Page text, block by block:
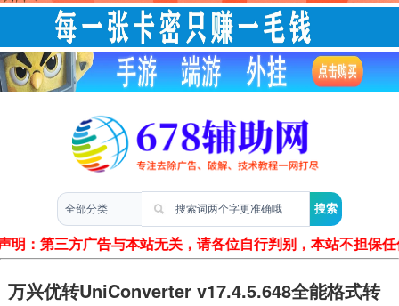
明：第三方广告与本站无关，请各位自行判别，本站不担保
万兴优转UniConverter v17.4.5.648全能格式转